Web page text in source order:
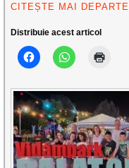
CITEȘTE MAI DEPARTE
Distribuie acest articol